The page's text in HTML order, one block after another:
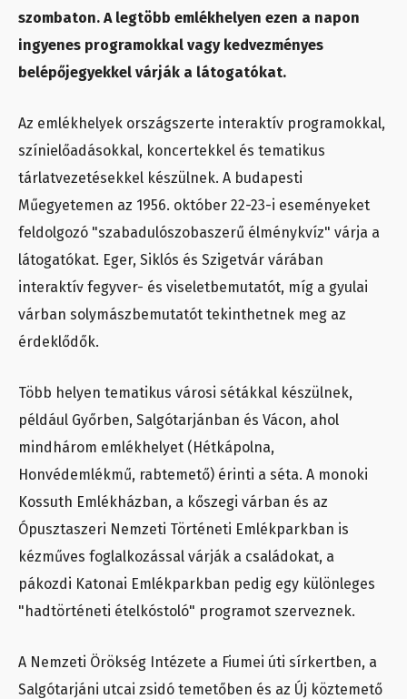
szombaton. A legtöbb emlékhelyen ezen a napon
ingyenes programokkal vagy kedvezményes
belépőjegyekkel várják a látogatókat.
Az emlékhelyek országszerte interaktív programokkal,
színielőadásokkal, koncertekkel és tematikus
tárlatvezetésekkel készülnek. A budapesti
Műegyetemen az 1956. október 22-23-i eseményeket
feldolgozó "szabadulószobaszerű élménykvíz" várja a
látogatókat. Eger, Siklós és Szigetvár várában
interaktív fegyver- és viseletbemutatót, míg a gyulai
várban solymászbemutatót tekinthetnek meg az
érdeklődők.
Több helyen tematikus városi sétákkal készülnek,
például Győrben, Salgótarjánban és Vácon, ahol
mindhárom emlékhelyet (Hétkápolna,
Honvédemlékmű, rabtemető) érinti a séta. A monoki
Kossuth Emlékházban, a kőszegi várban és az
Ópusztaszeri Nemzeti Történeti Emlékparkban is
kézműves foglalkozással várják a családokat, a
pákozdi Katonai Emlékparkban pedig egy különleges
"hadtörténeti ételkóstoló" programot szerveznek.
A Nemzeti Örökség Intézete a Fiumei úti sírkertben, a
Salgótarjáni utcai zsidó temetőben és az Új köztemető